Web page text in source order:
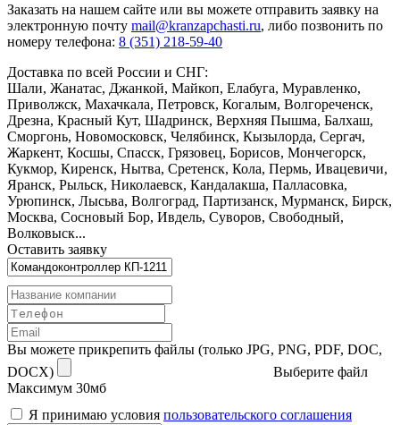
Заказать на нашем сайте или вы можете отправить заявку на
электронную почту mail@kranzapchasti.ru, либо позвонить по
номеру телефона: 8 (351) 218-59-40
Доставка по всей России и СНГ:
Шали, Жанатас, Джанкой, Майкоп, Елабуга, Муравленко,
Приволжск, Махачкала, Петровск, Когалым, Волгореченск,
Дрезна, Красный Кут, Шадринск, Верхняя Пышма, Балхаш,
Сморгонь, Новомосковск, Челябинск, Кызылорда, Сергач,
Жаркент, Косшы, Спасск, Грязовец, Борисов, Мончегорск,
Кукмор, Киренск, Нытва, Сретенск, Кола, Пермь, Ивацевичи,
Яранск, Рыльск, Николаевск, Кандалакша, Палласовка,
Урюпинск, Лысьва, Волгоград, Партизанск, Мурманск, Бирск,
Москва, Сосновый Бор, Ивдель, Суворов, Свободный,
Волковыск...
Оставить заявку
Вы можете прикрепить файлы (только JPG, PNG, PDF, DOC,
DOCX)
Выберите файл
Максимум 30мб
Я принимаю условия пользовательского соглашения